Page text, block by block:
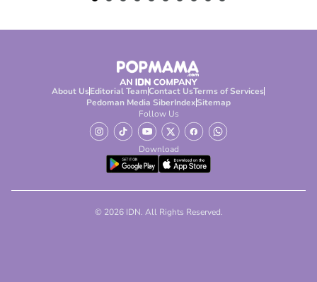
About UsEditorial TeamContact UsTerms of Services
Pedoman Media SiberIndexSitemap
Follow Us
Download
© 2026 IDN. All Rights Reserved.